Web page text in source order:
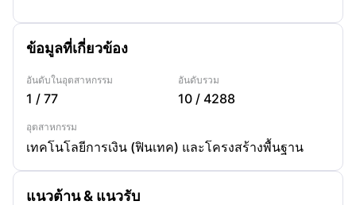
ข้อมูลที่เกี่ยวข้อง
อันดับในอุตสาหกรรม
1 / 77
อันดับรวม
10 / 4288
อุตสาหกรรม
เทคโนโลยีการเงิน (ฟินเทค) และโครงสร้างพื้นฐาน
แนวต้าน & แนวรับ